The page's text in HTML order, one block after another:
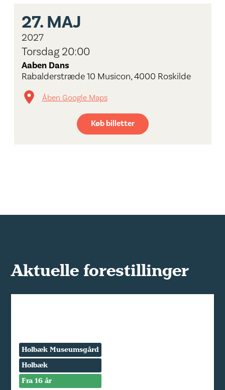
27. MAJ
2027
Torsdag 20:00
Aaben Dans
Rabalderstræde 10 Musicon, 4000 Roskilde
Åben Google Maps
Køb billetter
Aktuelle forestillinger
Holbæk Museumsgård
Holbæk
Fra 16 år